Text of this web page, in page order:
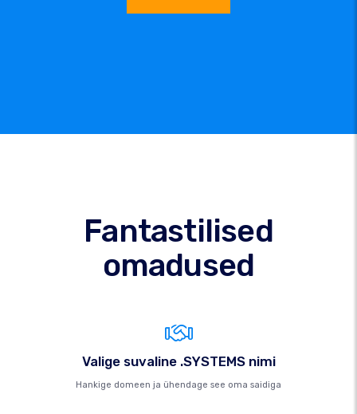
Fantastilised
omadused
Valige suvaline .SYSTEMS nimi
Hankige domeen ja ühendage see oma saidiga